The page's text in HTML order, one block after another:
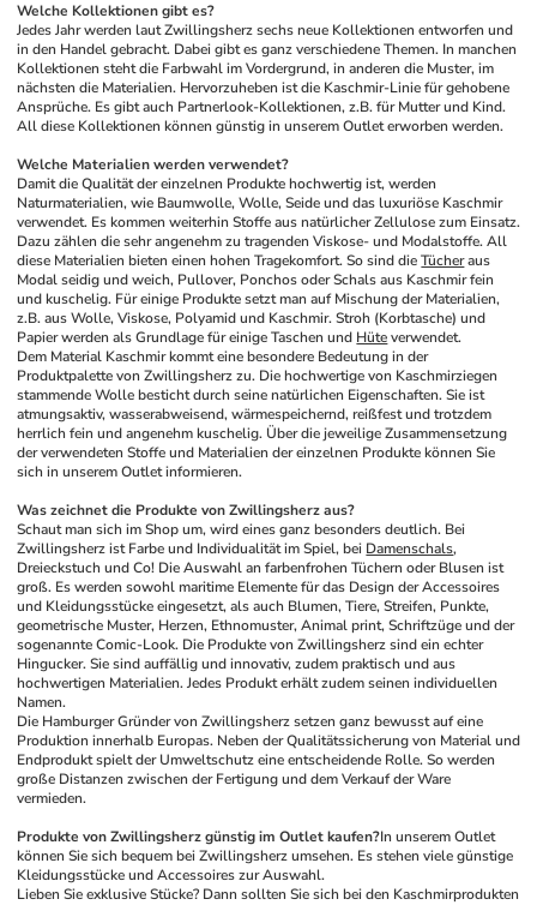
Welche Kollektionen gibt es?
Jedes Jahr werden laut Zwillingsherz sechs neue Kollektionen entworfen und
in den Handel gebracht. Dabei gibt es ganz verschiedene Themen. In manchen
Kollektionen steht die Farbwahl im Vordergrund, in anderen die Muster, im
nächsten die Materialien. Hervorzuheben ist die Kaschmir-Linie für gehobene
Ansprüche. Es gibt auch Partnerlook-Kollektionen, z.B. für Mutter und Kind.
All diese Kollektionen können günstig in unserem Outlet erworben werden.
Welche Materialien werden verwendet?
Damit die Qualität der einzelnen Produkte hochwertig ist, werden
Naturmaterialien, wie Baumwolle, Wolle, Seide und das luxuriöse Kaschmir
verwendet. Es kommen weiterhin Stoffe aus natürlicher Zellulose zum Einsatz.
Dazu zählen die sehr angenehm zu tragenden Viskose- und Modalstoffe. All
diese Materialien bieten einen hohen Tragekomfort. So sind die Tücher aus
Modal seidig und weich, Pullover, Ponchos oder Schals aus Kaschmir fein
und kuschelig. Für einige Produkte setzt man auf Mischung der Materialien,
z.B. aus Wolle, Viskose, Polyamid und Kaschmir. Stroh (Korbtasche) und
Papier werden als Grundlage für einige Taschen und Hüte verwendet.
Dem Material Kaschmir kommt eine besondere Bedeutung in der
Produktpalette von Zwillingsherz zu. Die hochwertige von Kaschmirziegen
stammende Wolle besticht durch seine natürlichen Eigenschaften. Sie ist
atmungsaktiv, wasserabweisend, wärmespeichernd, reißfest und trotzdem
herrlich fein und angenehm kuschelig. Über die jeweilige Zusammensetzung
der verwendeten Stoffe und Materialien der einzelnen Produkte können Sie
sich in unserem Outlet informieren.
Was zeichnet die Produkte von Zwillingsherz aus?
Schaut man sich im Shop um, wird eines ganz besonders deutlich. Bei
Zwillingsherz ist Farbe und Individualität im Spiel, bei Damenschals,
Dreieckstuch und Co! Die Auswahl an farbenfrohen Tüchern oder Blusen ist
groß. Es werden sowohl maritime Elemente für das Design der Accessoires
und Kleidungsstücke eingesetzt, als auch Blumen, Tiere, Streifen, Punkte,
geometrische Muster, Herzen, Ethnomuster, Animal print, Schriftzüge und der
sogenannte Comic-Look. Die Produkte von Zwillingsherz sind ein echter
Hingucker. Sie sind auffällig und innovativ, zudem praktisch und aus
hochwertigen Materialien. Jedes Produkt erhält zudem seinen individuellen
Namen.
Die Hamburger Gründer von Zwillingsherz setzen ganz bewusst auf eine
Produktion innerhalb Europas. Neben der Qualitätssicherung von Material und
Endprodukt spielt der Umweltschutz eine entscheidende Rolle. So werden
große Distanzen zwischen der Fertigung und dem Verkauf der Ware
vermieden.
Produkte von Zwillingsherz günstig im Outlet kaufen?In unserem Outlet
können Sie sich bequem bei Zwillingsherz umsehen. Es stehen viele günstige
Kleidungsstücke und Accessoires zur Auswahl.
Lieben Sie exklusive Stücke? Dann sollten Sie sich bei den Kaschmirprodukten